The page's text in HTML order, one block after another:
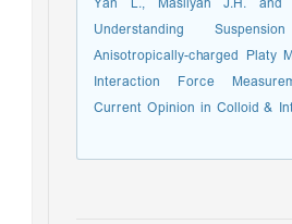
Understanding
Anisotropically-charged Platy
Interaction Force
Current Opinion in Colloid &